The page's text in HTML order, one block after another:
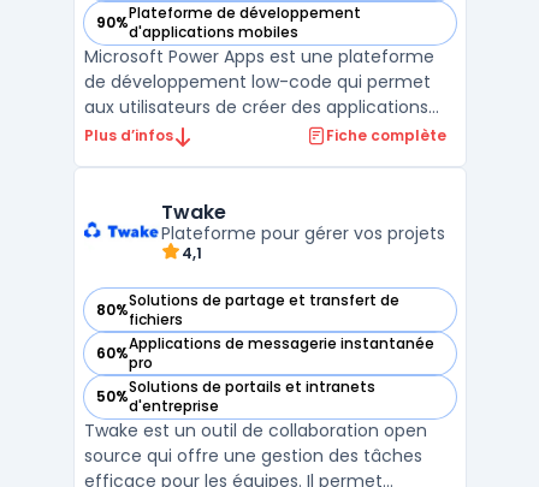
90%Plateforme de développement
d'applications mobiles
— voir Microsoft Power Apps dans cette catégorie
Microsoft Power Apps est une plateforme
de développement low-code qui permet
aux utilisateurs de créer des applications
métier sans avoir besoin de compétences
prédéfinis, les entreprises peuvent
rapidement concevoir des ...
Plus d’infos Fiche complète
Twake
Plateforme pour gérer vos projets
4,1
80%Solutions de partage et transfert de
fichiers
— voir Twake dans cette catégorie
60%Applications de messagerie instantanée
pro
— voir Twake dans cette catégorie
50%Solutions de portails et intranets
d'entreprise
— voir Twake dans cette catégorie
Twake est un outil de collaboration open
source qui offre une gestion des tâches
efficace pour les équipes. Il permet